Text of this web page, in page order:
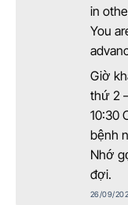
in
You
Giờ
thứ 2
10:30
bệnh
Nhớ
đợi.
26/09/